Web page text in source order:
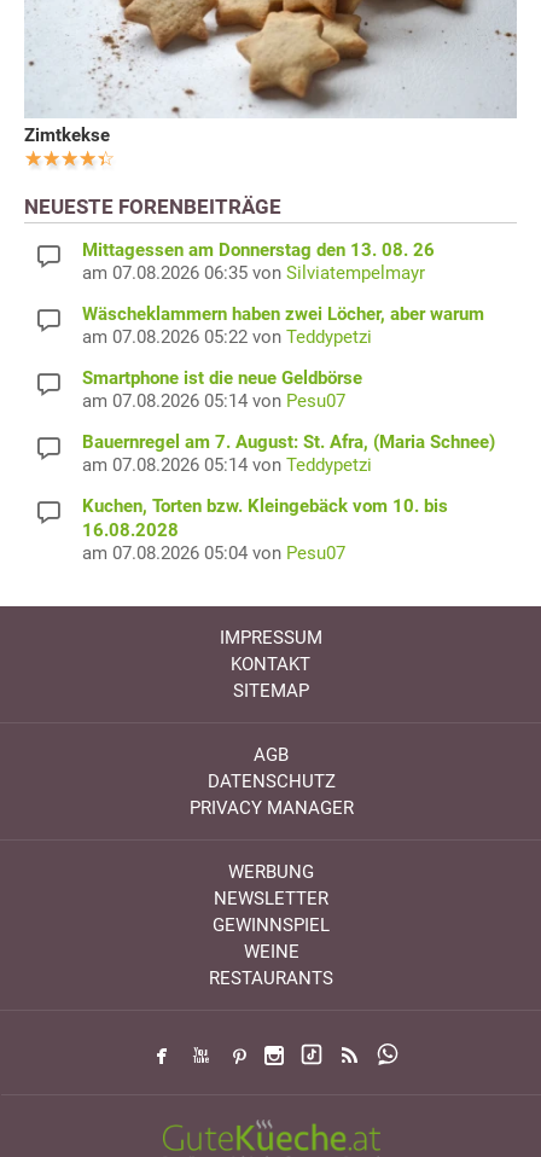
Zimtkekse
NEUESTE FORENBEITRÄGE
Mittagessen am Donnerstag den 13. 08. 26
am 07.08.2026 06:35 von Silviatempelmayr
Wäscheklammern haben zwei Löcher, aber warum
am 07.08.2026 05:22 von Teddypetzi
Smartphone ist die neue Geldbörse
am 07.08.2026 05:14 von Pesu07
Bauernregel am 7. August: St. Afra, (Maria Schnee)
am 07.08.2026 05:14 von Teddypetzi
Kuchen, Torten bzw. Kleingebäck vom 10. bis
16.08.2028
am 07.08.2026 05:04 von Pesu07
IMPRESSUM
KONTAKT
SITEMAP
AGB
DATENSCHUTZ
PRIVACY MANAGER
WERBUNG
NEWSLETTER
GEWINNSPIEL
WEINE
RESTAURANTS